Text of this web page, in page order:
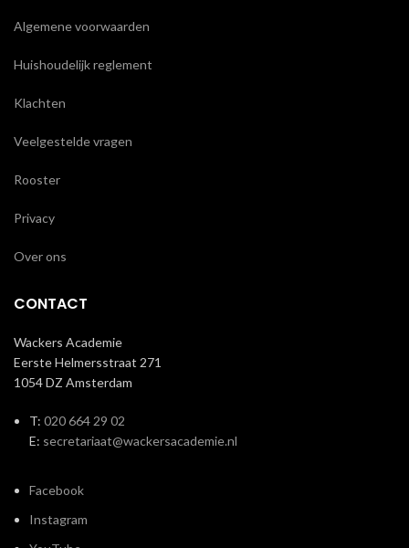
Algemene voorwaarden
Huishoudelijk reglement
Klachten
Veelgestelde vragen
Rooster
Privacy
Over ons
CONTACT
Wackers Academie
Eerste Helmersstraat 271
1054 DZ Amsterdam
T: 020 664 29 02
E: secretariaat@wackersacademie.nl
Facebook
Instagram